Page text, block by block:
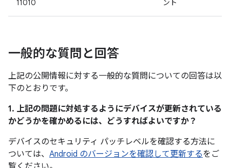
11010
ント
一般的な質問と回答
上記の公開情報に対する一般的な質問についての回答は以
下のとおりです。
1. 上記の問題に対処するようにデバイスが更新されている
かどうかを確かめるには、どうすればよいですか？
デバイスのセキュリティ パッチレベルを確認する方法に
ついては、 Android のバージョンを確認して更新するをご